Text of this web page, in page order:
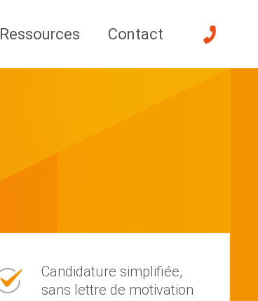
Ressources Contact
Candidature simplifiée,
sans lettre de motivation